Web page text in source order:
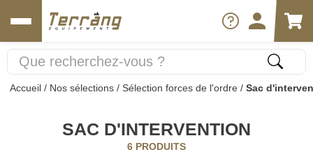
Accueil / Nos sélections / Sélection forces de l'ordre / Sac
SAC D'INTERVENTION
6 PRODUITS